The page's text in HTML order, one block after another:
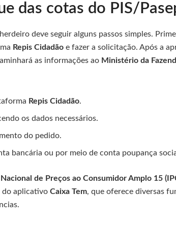
das cotas do PIS/
deve seguir alguns passos simples.
Repis Cidadão e fazer a solicitação. Após a
as informações ao Ministério da
Repis Cidadão.
os dados necessários.
do pedido.
bancária ou por meio de conta poupança
Nacional de Preços ao Consumidor Amplo 15
do aplicativo Caixa Tem, que oferece diversas